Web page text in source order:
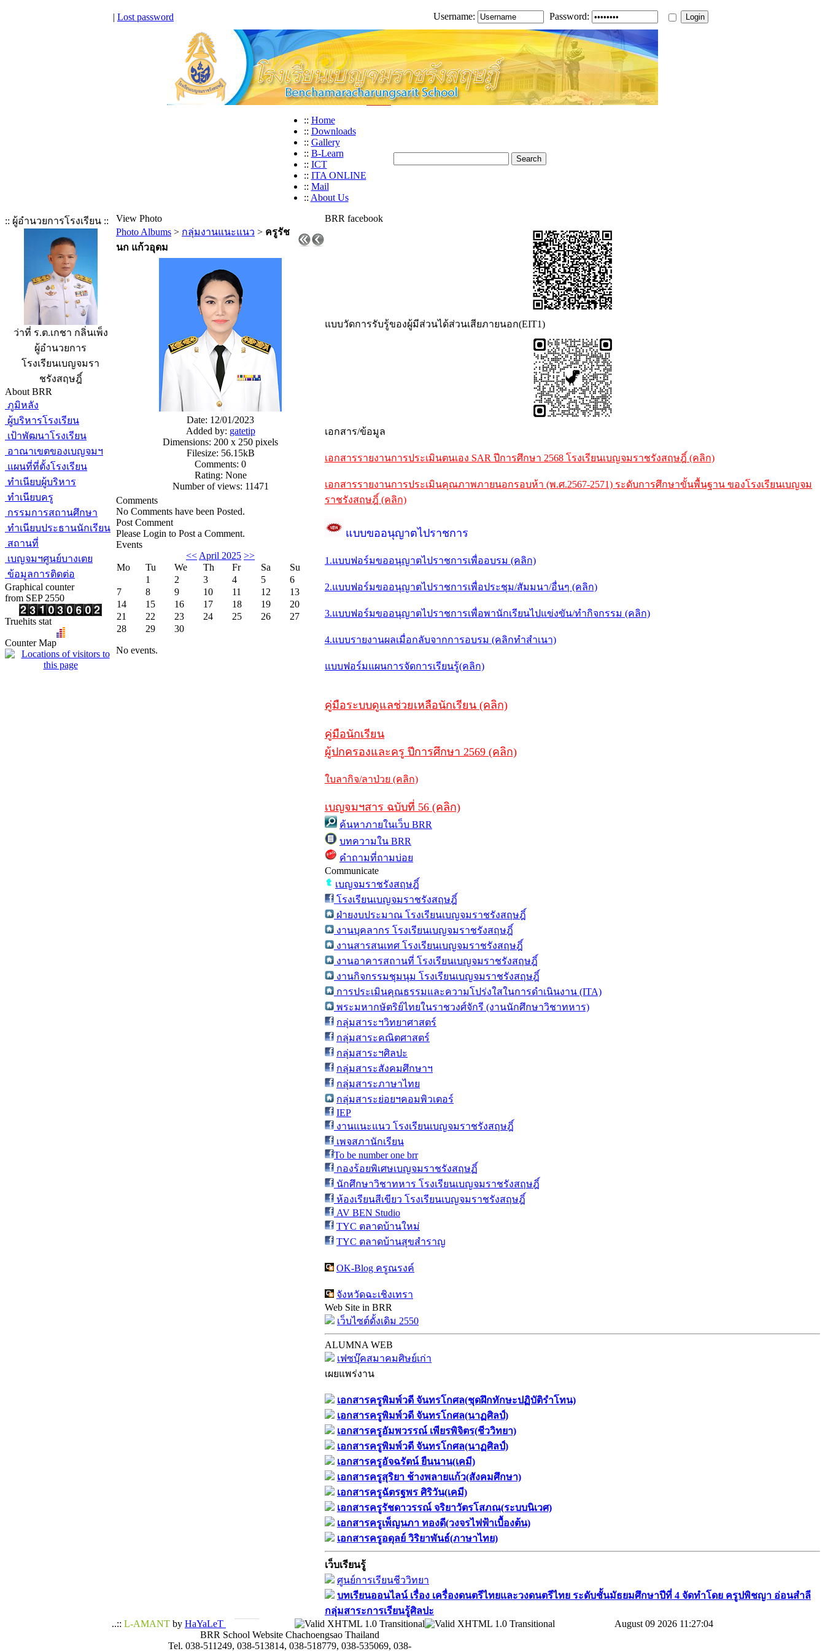
| Lost password Username: Password:
:: Home
:: Downloads
:: Gallery
:: B-Learn
:: ICT
:: ITA ONLINE
:: Mail
:: About Us
:: ผู้อำนวยการโรงเรียน ::
ว่าที่ ร.ต.เกชา กลิ่นเพ็ง
ผู้อำนวยการ
โรงเรียนเบญจมรา
ชรังสฤษฎิ์
About BRR
ภูมิหลัง
ผู้บริหารโรงเรียน
เป้าพัฒนาโรงเรียน
อาณาเขตของเบญจมฯ
แผนที่ที่ตั้งโรงเรียน
ทำเนียบผู้บริหาร
ทำเนียบครู
กรรมการสถานศึกษา
ทำเนียบประธานนักเรียน
สถานที่
เบญจมฯศูนย์บางเตย
ข้อมูลการติดต่อ
Graphical counter
from SEP 2550
Truehits stat
Counter Map
View Photo
Photo Albums > กลุ่มงานแนะแนว > ครูรัช
นก แก้วอุดม
Date: 12/01/2023
Added by: gatetip
Dimensions: 200 x 250 pixels
Filesize: 56.15kB
Comments: 0
Rating: None
Number of views: 11471
Comments
No Comments have been Posted.
Post Comment
Please Login to Post a Comment.
Events
<< April 2025 >>
Mo
Tu We Th Fr Sa
Su
1
2 3 4 5
6
7
8 9 10 11 12
13
14
15 16 17 18 19
20
21
22 23 24 25 26
27
28
29 30
No events.
BRR facebook
แบบวัดการรับรู้ของผู้มีส่วนได้ส่วนเสียภายนอก(EIT1)
เอกสาร/ข้อมูล
เอกสารรายงานการประเมินตนเอง SAR ปีการศึกษา 2568 โรงเรียนเบญจมราชรังสฤษฎิ์ (คลิก)
เอกสารรายงานการประเมินคุณภาพภายนอกรอบห้า (พ.ศ.2567-2571) ระดับการศึกษาขั้นพื้นฐาน ของโรงเรียนเบญจม
ราชรังสฤษฎิ์ (คลิก)
แบบขออนุญาตไปราชการ
1.แบบฟอร์มขออนุญาตไปราชการเพื่ออบรม (คลิก)
2.แบบฟอร์มขออนุญาตไปราชการเพื่อประชุม/สัมมนา/อื่นๆ (คลิก)
3.แบบฟอร์มขออนุญาตไปราชการเพื่อพานักเรียนไปแข่งขัน/ทำกิจกรรม (คลิก)
4.แบบรายงานผลเมื่อกลับจากการอบรม (คลิกทำสำเนา)
แบบฟอร์มแผนการจัดการเรียนรู้(คลิก)
คู่มือระบบดูแลช่วยเหลือนักเรียน (คลิก)
คู่มือนักเรียน
ผู้ปกครองและครู ปีการศึกษา 2569 (คลิก)
ใบลากิจ/ลาป่วย (คลิก)
เบญจมฯสาร ฉบับที่ 56 (คลิก)
ค้นหาภายในเว็บ BRR
บทความใน BRR
คำถามที่ถามบ่อย
Communicate
เบญจมราชรังสฤษฎิ์
โรงเรียนเบญจมราชรังสฤษฎิ์
ฝ่ายงบประมาณ โรงเรียนเบญจมราชรังสฤษฎิ์
งานบุคลากร โรงเรียนเบญจมราชรังสฤษฎิ์
งานสารสนเทศ โรงเรียนเบญจมราชรังสฤษฎิ์
งานอาคารสถานที่ โรงเรียนเบญจมราชรังสฤษฎิ์
งานกิจกรรมชุมนุม โรงเรียนเบญจมราชรังสฤษฎิ์
การประเมินคุณธรรมและความโปร่งใสในการดำเนินงาน (ITA)
พระมหากษัตริย์ไทยในราชวงศ์จักรี (งานนักศึกษาวิชาทหาร)
กลุ่มสาระฯวิทยาศาสตร์
กลุ่มสาระคณิตศาสตร์
กลุ่มสาระฯศิลปะ
กลุ่มสาระสังคมศึกษาฯ
กลุ่มสาระภาษาไทย
กลุ่มสาระย่อยฯคอมพิวเตอร์
IEP
งานแนะแนว โรงเรียนเบญจมราชรังสฤษฎิ์
เพจสภานักเรียน
To be number one brr
กองร้อยพิเศษเบญจมราชรังสฤษฏิ์
นักศึกษาวิชาทหาร โรงเรียนเบญจมราชรังสฤษฎิ์
ห้องเรียนสีเขียว โรงเรียนเบญจมราชรังสฤษฎิ์
AV BEN Studio
TYC ตลาดบ้านใหม่
TYC ตลาดบ้านสุขสำราญ
OK-Blog ครูณรงค์
จังหวัดฉะเชิงเทรา
Web Site in BRR
เว็บไซต์ดั้งเดิม 2550
ALUMNA WEB
เฟซบุ๊คสมาคมศิษย์เก่า
เผยแพร่งาน
เอกสารครูพิมพ์วดี จันทรโกศล(ชุดฝึกทักษะปฏิบัติรำโทน)
เอกสารครูพิมพ์วดี จันทรโกศล(นาฏศิลป์)
เอกสารครูอัมพวรรณ์ เพียรพิจิตร(ชีววิทยา)
เอกสารครูพิมพ์วดี จันทรโกศล(นาฏศิลป์)
เอกสารครูอัจฉรัตน์ ยืนนาน(เคมี)
เอกสารครูสุริยา ช้างพลายแก้ว(สังคมศึกษา)
เอกสารครูฉัตรฐพร ศิริวัน(เคมี)
เอกสารครูรัชดาวรรณ์ จริยาวัตรโสภณ(ระบบนิเวศ)
เอกสารครูเพ็ญนภา ทองดี(วงจรไฟฟ้าเบื้องต้น)
เอกสารครูอดุลย์ วิริยาพันธ์(ภาษาไทย)
เว็บเรียนรู้
ศูนย์การเรียนชีววิทยา
บทเรียนออนไลน์​ เรื่อง​ เครื่องดนตรีไทยและวงดนตรีไทย​ ระดับชั้นมัธยมศึกษาปีที่​ 4​ จัดทำโดย​ ครูปพิชญา​ อ่อนสำลี​
กลุ่มสาระการเรียนรู้ศิลปะ
..:: L-AMANT by HaYaLeT
August 09 2026 11:27:04
BRR School Website Chachoengsao Thailand
Tel. 038-511249, 038-513814, 038-518779, 038-535069, 038-